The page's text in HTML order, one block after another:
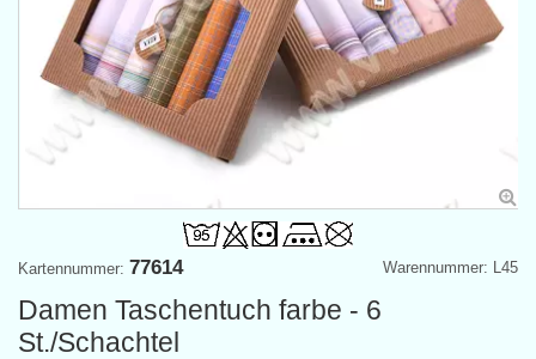
Warennummer: L45
Kartennummer: 77614
Damen Taschentuch farbe - 6
St./Schachtel